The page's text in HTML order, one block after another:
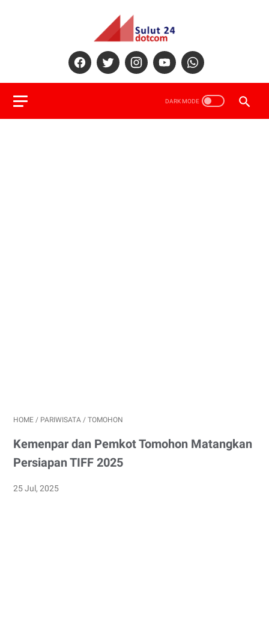
HOME / PARIWISATA / TOMOHON
Kemenpar dan Pemkot Tomohon Matangkan
Persiapan TIFF 2025
25 Jul, 2025